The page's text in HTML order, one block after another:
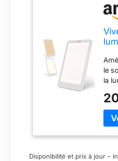
lux
le
la
une
en
Disponibilité et prix à jour –